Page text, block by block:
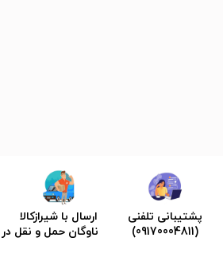
پشتیبانی تلفنی
(09170004811)
ارسال با شیرازکالا
ناوگان حمل و نقل